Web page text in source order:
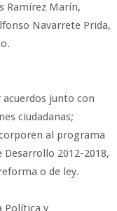
Ramírez Marín,
Navarrete Prida,
junto con
ciudadanas;
al programa
2012-2018,
o de ley.
Política y